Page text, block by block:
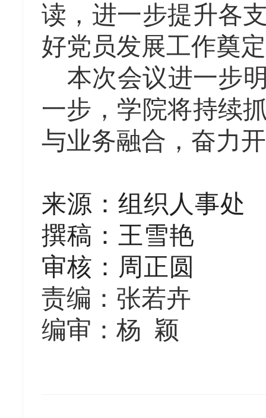
读，进一步提升各
好党员发展工作奠
本次会议进一步
一步，学院将持续
与业务融合，奋力
来源 ： 组织人事处
撰稿： 王雪艳
审核： 周正圆
责编：张若卉
编审：杨 颖